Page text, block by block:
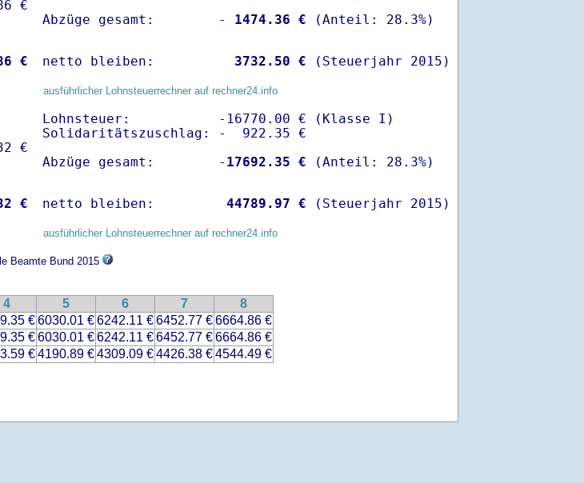
Abzüge gesamt:        -
1474.36 €
€ netto bleiben: 3732.50 € (Steuerjahr 2015)
ausführlicher Lohnsteuerrechner auf rechner24.info
Lohnsteuer:           -16770.00 € (Klasse I)
Solidaritätszuschlag: -  922.35 €
Abzüge gesamt:        - 17692.35 €
€ netto bleiben: 44789.97 € (Steuerjahr 2015)
ausführlicher Lohnsteuerrechner auf rechner24.info
Beamte Bund 2015
4 5 6 7
8
€6030.01 €6242.11 €6452.77 €6664.86 €
€6030.01 €6242.11 €6452.77 €6664.86 €
€4190.89 €4309.09 €4426.38 €4544.49 €